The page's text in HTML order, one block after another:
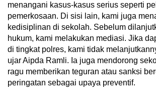
menangani kasus-kasus serius seperti
pemerkosaan. Di sisi lain, kami juga
kedisiplinan di sekolah. Sebelum
hukum, kami melakukan mediasi. Jika
di tingkat polres, kami tidak
ujar Aipda Ramli. Ia juga mendorong
ragu memberikan teguran atau sanksi
peringatan sebagai upaya preventif.